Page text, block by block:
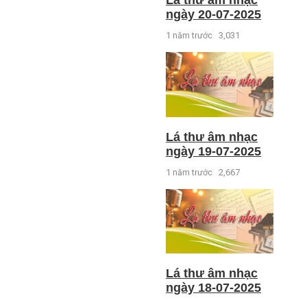
ngày 20-07-2025
1 năm trước 3,031
Lá thư âm nhạc
ngày 19-07-2025
1 năm trước 2,667
Lá thư âm nhạc
ngày 18-07-2025